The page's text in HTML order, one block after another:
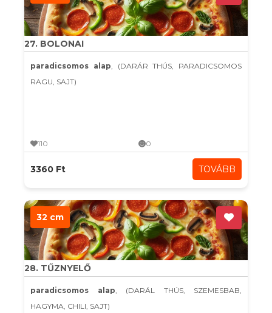
27. BOLONAI
paradicsomos alap, (DARÁR THÚS, PARADICSOMOS
RAGU, SAJT)
110 0
3360 Ft TOVÁBB
32 cm
28. TŰZNYELŐ
paradicsomos alap, (DARÁL THÚS, SZEMESBAB,
HAGYMA, CHILI, SAJT)